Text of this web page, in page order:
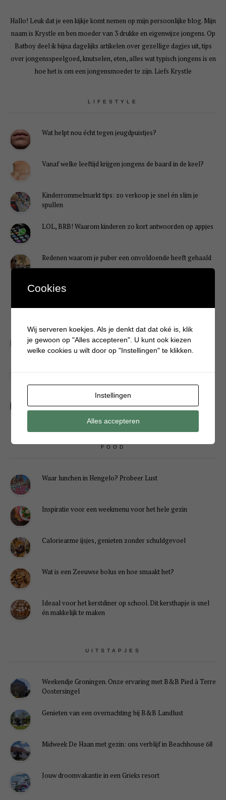
Hallo! Leuk dat je een kijkje komt nemen op mijn persoonlijke blog. Mijn
naam is Krystle en ben moeder van 3 drukke en eigenwijze jongens. Op
Batboy deel ik bijna dagelijks artikelen over gezellige dagjes uit, tips
over jongensspeelgoed, knutselen, eten, alles wat typisch jongens is en
hoe het is om een jongensmoeder te zijn. Liefs Krystle
LIFESTYLE
Wat helpt nou écht tegen jeugdpuistjes?
Vanaf welke leeftijd krijgen jongens de baard in de keel?
Kinderrommelmarkt tips: zo verkoop je snel én slim je
spullen
LOL, BRB! Waarom kinderen zo kort antwoorden op appjes
Redenen waarom je puber een onvoldoende heeft gehaald
Simpele DIY: Maak een geurroos van watten
Sneeuwpopkrans maken om bij de voordeur te hangen
FOOD
Waar lunchen in Hengelo? Probeer Lust
Inspiratie voor een weekmenu voor het hele gezin
Caloriearme ijsjes, genieten zonder schuldgevoel
Wat is een Zeeuwse bolus en hoe smaakt het?
Ideaal voor het kerstdiner op school. Dit kersthapje is snel
én makkelijk te maken
UITSTAPJES
Weekendje Groningen. Onze ervaring met B&B Pied à Terre
Oostersingel
Genieten van een overnachting bij B&B Landlust
Midweek De Haan met gezin: ons verblijf in Beachhouse 68
Jouw droomvakantie in een Grieks resort
Cookies
Wij serveren koekjes. Als je denkt dat dat oké is, klik
je gewoon op "Alles accepteren". U kunt ook kiezen
welke cookies u wilt door op "Instellingen" te klikken.
Instellingen
Alles accepteren